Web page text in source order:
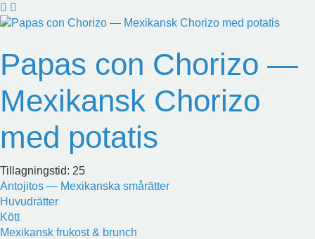
Papas con Chorizo —
Mexikansk Chorizo
med potatis
Tillagningstid: 25
Antojitos — Mexikanska smårätter
Huvudrätter
Kött
Mexikansk frukost & brunch